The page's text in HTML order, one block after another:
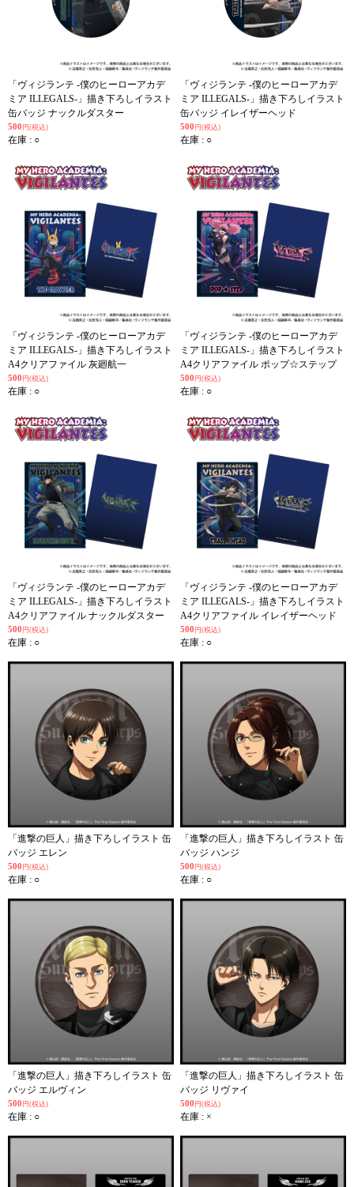
「ヴィジランテ -僕のヒーローアカデ
ミア ILLEGALS-」描き下ろしイラスト
缶バッジ ナックルダスター
500 円(税込)
在庫 : ○
「ヴィジランテ -僕のヒーローアカデ
ミア ILLEGALS-」描き下ろしイラスト
缶バッジ イレイザーヘッド
500 円(税込)
在庫 : ○
「ヴィジランテ -僕のヒーローアカデ
ミア ILLEGALS-」描き下ろしイラスト
A4クリアファイル 灰廻航一
500 円(税込)
在庫 : ○
「ヴィジランテ -僕のヒーローアカデ
ミア ILLEGALS-」描き下ろしイラスト
A4クリアファイル ポップ☆ステップ
500 円(税込)
在庫 : ○
「ヴィジランテ -僕のヒーローアカデ
ミア ILLEGALS-」描き下ろしイラスト
A4クリアファイル ナックルダスター
500 円(税込)
在庫 : ○
「ヴィジランテ -僕のヒーローアカデ
ミア ILLEGALS-」描き下ろしイラスト
A4クリアファイル イレイザーヘッド
500 円(税込)
在庫 : ○
「進撃の巨人」描き下ろしイラスト 缶
バッジ エレン
500 円(税込)
在庫 : ○
「進撃の巨人」描き下ろしイラスト 缶
バッジ ハンジ
500 円(税込)
在庫 : ○
「進撃の巨人」描き下ろしイラスト 缶
バッジ エルヴィン
500 円(税込)
在庫 : ○
「進撃の巨人」描き下ろしイラスト 缶
バッジ リヴァイ
500 円(税込)
在庫 : ×